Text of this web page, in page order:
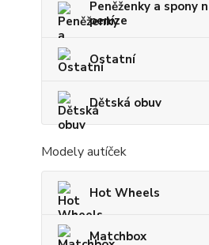
Peněženky a spony
peníze
Ostatní
Dětská obuv
Modely autíček
Hot Wheels
Matchbox